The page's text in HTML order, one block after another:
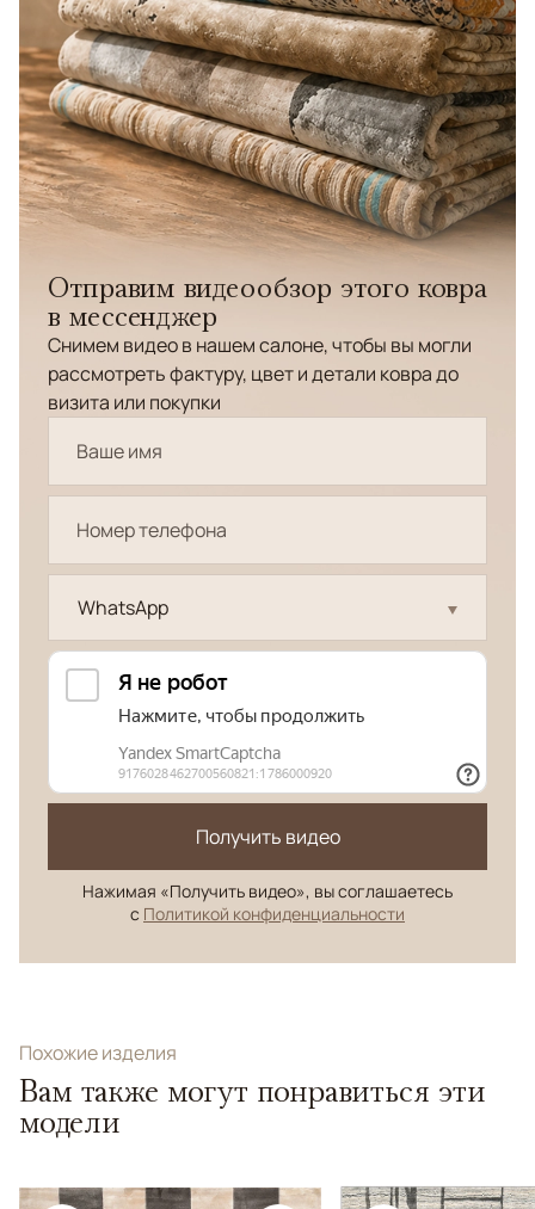
Отправим видеообзор этого ковра
в мессенджер
Снимем видео в нашем салоне, чтобы вы могли
рассмотреть фактуру, цвет и детали ковра до
визита или покупки
WhatsApp
Получить видео
Нажимая «Получить видео», вы соглашаетесь
с Политикой конфиденциальности
Похожие изделия
Вам также могут понравиться эти
модели